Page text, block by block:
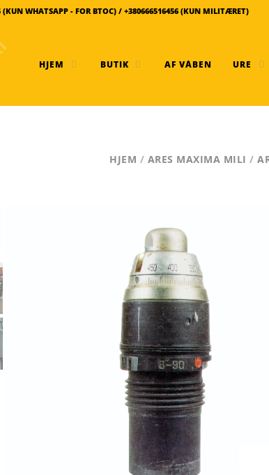
(KUN WHATSAPP - FOR BTOC) / +380666516456 (KUN MILITÆRET)
HJEM BUTIK AF VÅBEN URE
HJEM / ARES MAXIMA MILI /